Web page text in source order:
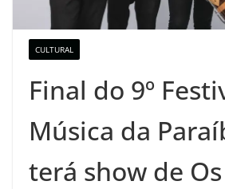
CULTURAL
Final do 9º
Música da
terá show de Os